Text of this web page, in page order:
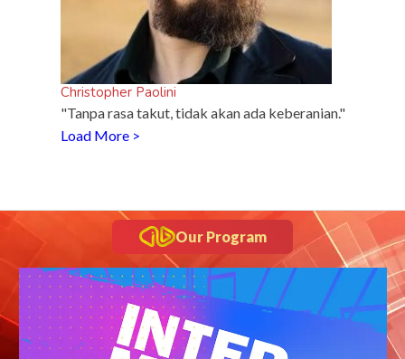
Christopher Paolini
"Tanpa rasa takut, tidak akan ada keberanian."
Load More >
Our Program